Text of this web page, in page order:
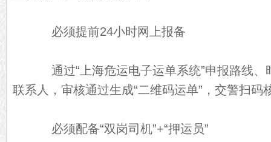
必须提前24小时网上报备
通过“上海危运电子运单系统”申报路线、
联系人，审核通过生成“二维码运单”，交警扫码
必须配备“双岗司机”+“押运员”